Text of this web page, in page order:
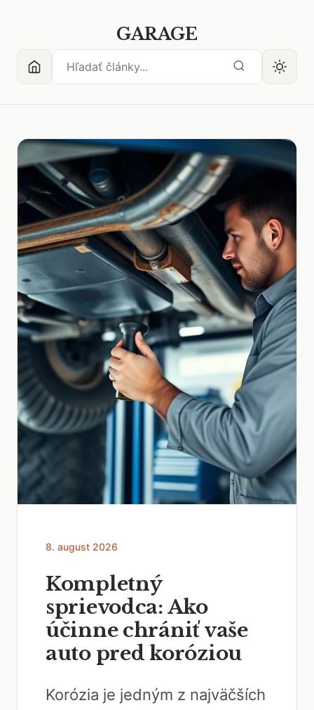
GARAGE
8. august 2026
Kompletný
sprievodca: Ako
účinne chrániť vaše
auto pred koróziou
Korózia je jedným z najväčších